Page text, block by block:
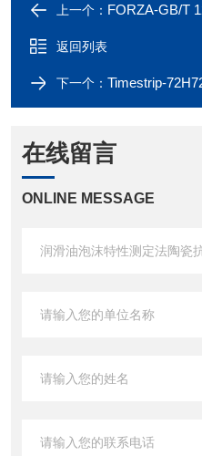
上一个： FORZA-GB/T 12579
返回列表
下一个： Timestrip-
在线留言
ONLINE MESSAGE